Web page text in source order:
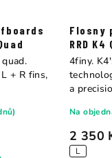
+ R fins,
Flosny
RRD K4
2 350
L
Na
4finy.
a